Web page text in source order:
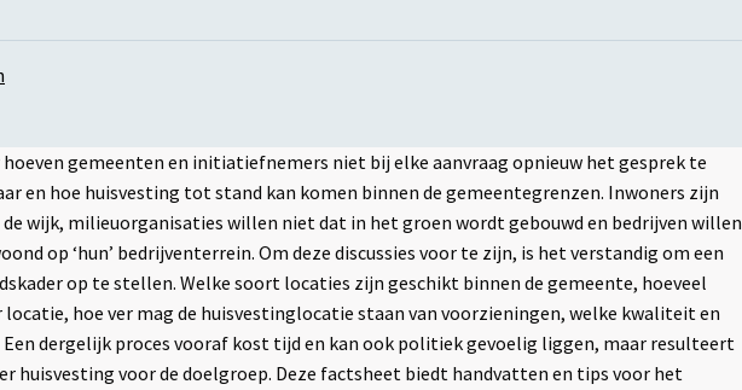
hoeven gemeenten en initiatiefnemers niet bij elke aanvraag opnieuw het gesprek te
en hoe huisvesting tot stand kan komen binnen de gemeentegrenzen. Inwoners zijn
wijk, milieuorganisaties willen niet dat in het groen wordt gebouwd en bedrijven willen
op ‘hun’ bedrijventerrein. Om deze discussies voor te zijn, is het verstandig om een
op te stellen. Welke soort locaties zijn geschikt binnen de gemeente, hoeveel
locatie, hoe ver mag de huisvestinglocatie staan van voorzieningen, welke kwaliteit en
Een dergelijk proces vooraf kost tijd en kan ook politiek gevoelig liggen, maar resulteert
huisvesting voor de doelgroep. Deze factsheet biedt handvatten en tips voor het